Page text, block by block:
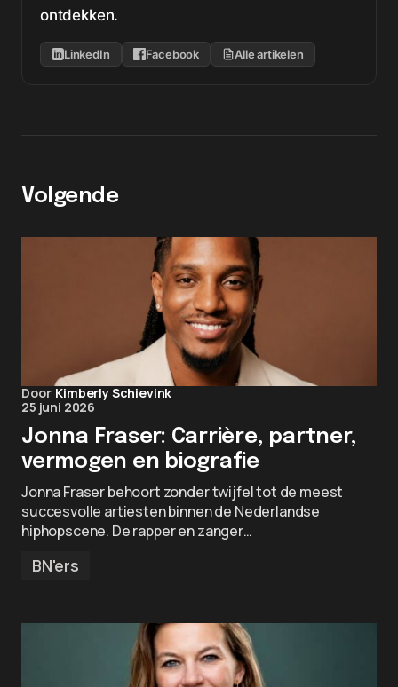
ontdekken.
LinkedIn Facebook Alle artikelen
Volgende
Door Kimberly Schievink
25 juni 2026
Jonna Fraser: Carrière, partner,
vermogen en biografie
Jonna Fraser behoort zonder twijfel tot de meest
succesvolle artiesten binnen de Nederlandse
hiphopscene. De rapper en zanger…
BN'ers